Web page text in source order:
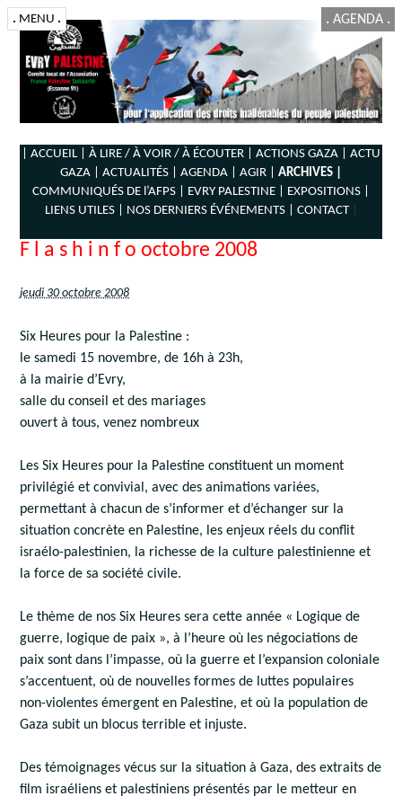
. MENU . . AGENDA .
| ACCUEIL | À LIRE / À VOIR / À ÉCOUTER | ACTIONS GAZA |
ACTU
GAZA |
ACTUALITÉS | AGENDA | AGIR |
ARCHIVES |
COMMUNIQUÉS DE l’AFPS |
EVRY PALESTINE |
EXPOSITIONS |
LIENS UTILES |
NOS DERNIERS ÉVÉNEMENTS | CONTACT|
F l a s h i n f o octobre 2008
jeudi 30 octobre 2008
Six Heures pour la Palestine :
le samedi 15 novembre, de 16h à 23h,
à la mairie d’Evry,
salle du conseil et des mariages
ouvert à tous, venez nombreux
Les Six Heures pour la Palestine constituent un moment
privilégié et convivial, avec des animations variées,
permettant à chacun de s’informer et d’échanger sur la
situation concrète en Palestine, les enjeux réels du conflit
israélo-palestinien, la richesse de la culture palestinienne et
la force de sa société civile.
Le thème de nos Six Heures sera cette année « Logique de
guerre, logique de paix », à l’heure où les négociations de
paix sont dans l’impasse, où la guerre et l’expansion coloniale
s’accentuent, où de nouvelles formes de luttes populaires
non-violentes émergent en Palestine, et où la population de
Gaza subit un blocus terrible et injuste.
Des témoignages vécus sur la situation à Gaza, des extraits de
film israéliens et palestiniens présentés par le metteur en